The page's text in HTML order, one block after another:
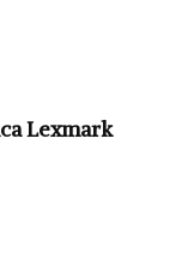
Lexmark